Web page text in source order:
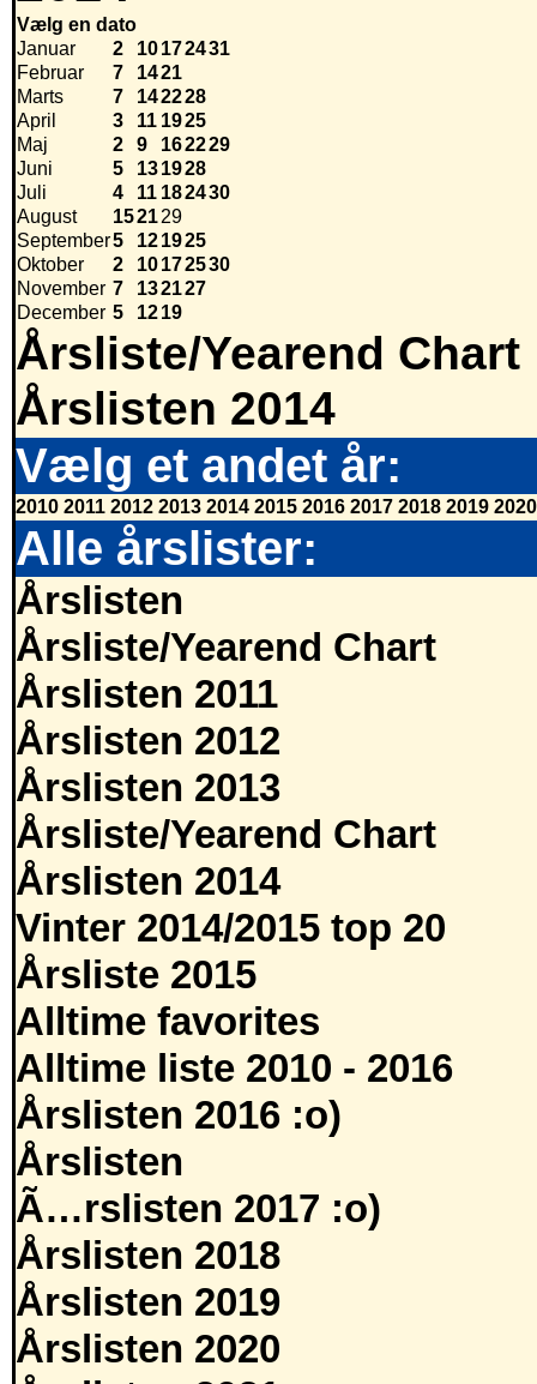
Vælg en dato
Januar
2 10172431
Februar
7 1421
Marts
7 142228
April
3 11 1925
Maj
2 9 162229
Juni
5 131928
Juli
4 11 182430
August
152129
September5 121925
Oktober
2 10172530
November 7 132127
December 5 1219
Årsliste/Yearend Chart
Årslisten 2014
Vælg et andet år:
2010 2011 2012 2013 2014 2015 2016 2017 2018 2019 2020
Alle årslister:
Årslisten
Årsliste/Yearend Chart
Årslisten 2011
Årslisten 2012
Årslisten 2013
Årsliste/Yearend Chart
Årslisten 2014
Vinter 2014/2015 top 20
Årsliste 2015
Alltime favorites
Alltime liste 2010 - 2016
Årslisten 2016 :o)
Årslisten
Ã…rslisten 2017 :o)
Årslisten 2018
Årslisten 2019
Årslisten 2020